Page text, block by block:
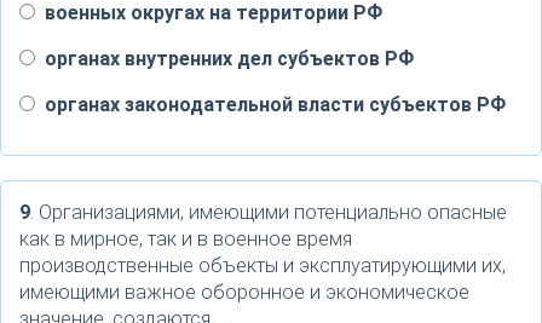
военных округах на территории РФ
органах внутренних дел субъектов РФ
органах законодательной власти субъектов РФ
9. Организациями, имеющими потенциально опасные
как в мирное, так и в военное время
производственные объекты и эксплуатирующими их,
имеющими важное оборонное и экономическое